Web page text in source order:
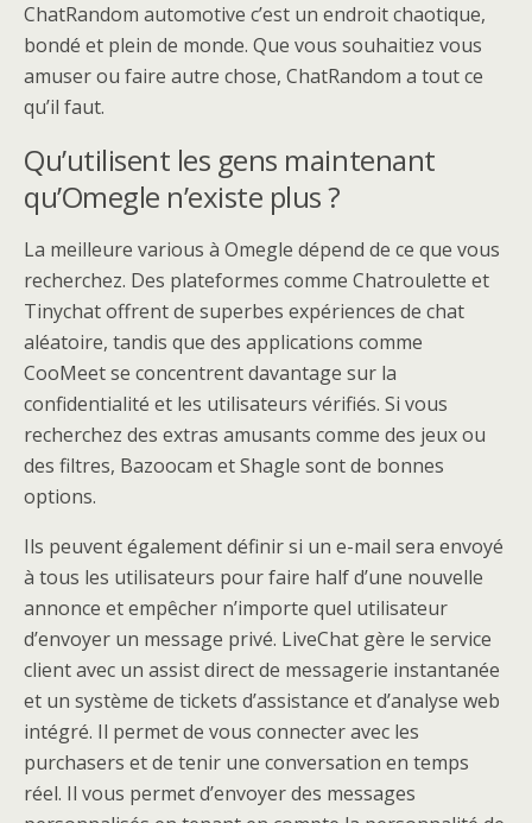
ChatRandom automotive c’est un endroit chaotique,
bondé et plein de monde. Que vous souhaitiez vous
amuser ou faire autre chose, ChatRandom a tout ce
qu’il faut.
Qu’utilisent les gens maintenant
qu’Omegle n’existe plus ?
La meilleure various à Omegle dépend de ce que vous
recherchez. Des plateformes comme Chatroulette et
Tinychat offrent de superbes expériences de chat
aléatoire, tandis que des applications comme
CooMeet se concentrent davantage sur la
confidentialité et les utilisateurs vérifiés. Si vous
recherchez des extras amusants comme des jeux ou
des filtres, Bazoocam et Shagle sont de bonnes
options.
Ils peuvent également définir si un e-mail sera envoyé
à tous les utilisateurs pour faire half d’une nouvelle
annonce et empêcher n’importe quel utilisateur
d’envoyer un message privé. LiveChat gère le service
client avec un assist direct de messagerie instantanée
et un système de tickets d’assistance et d’analyse web
intégré. Il permet de vous connecter avec les
purchasers et de tenir une conversation en temps
réel. Il vous permet d’envoyer des messages